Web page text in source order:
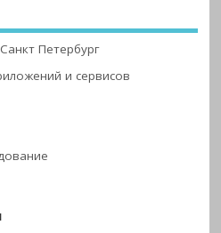
Петербург
и сервисов